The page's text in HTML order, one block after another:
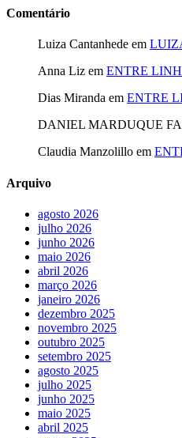
Comentário
Luiza Cantanhede em
Anna Liz em ENTRE
Dias Miranda em ENTRE
DANIEL MARDUQUE
Claudia Manzolillo em
Arquivo
agosto 2026
julho 2026
junho 2026
maio 2026
abril 2026
março 2026
janeiro 2026
dezembro 2025
novembro 2025
outubro 2025
setembro 2025
agosto 2025
julho 2025
junho 2025
maio 2025
abril 2025